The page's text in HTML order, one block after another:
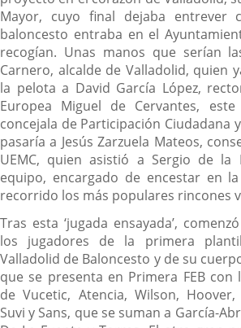
Mayor, cuyo final dejaba entrever
baloncesto entraba en el
recogían. Unas manos que serían
Carnero, alcalde de Valladolid, quien
la pelota a David García López,
Europea Miguel de Cervantes,
concejala de Participación Ciudadana
pasaría a Jesús Zarzuela Mateos,
UEMC, quien asistió a Sergio de la
equipo, encargado de encestar en
recorrido los más populares rincones
Tras esta ‘jugada ensayada’,
los jugadores de la primera
Valladolid de Baloncesto y de su
que se presenta en Primera FEB con
de Vucetic, Atencia, Wilson, Hoover,
Suvi y Sans, que se suman a García-